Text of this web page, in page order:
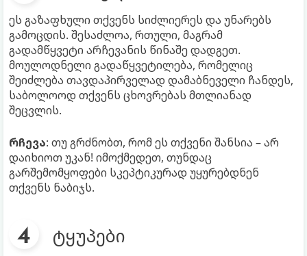
ეს გაზაფხული თქვენს სიძლიერეს და უნარებს
გამოცდის. შესაძლოა, რთული, მაგრამ
გადამწყვეტი არჩევანის წინაშე დადგეთ.
მოულოდნელი გადაწყვეტილება, რომელიც
შეიძლება თავდაპირველად დამაბნეველი ჩანდეს,
საბოლოოდ თქვენს ცხოვრებას მთლიანად
შეცვლის.
რჩევა: თუ გრძნობთ, რომ ეს თქვენი შანსია – არ
დაიხიოთ უკან! იმოქმედეთ, თუნდაც
გარშემომყოფები სკეპტიკურად უყურებდნენ
თქვენს ნაბიჯს.
ტყუპები